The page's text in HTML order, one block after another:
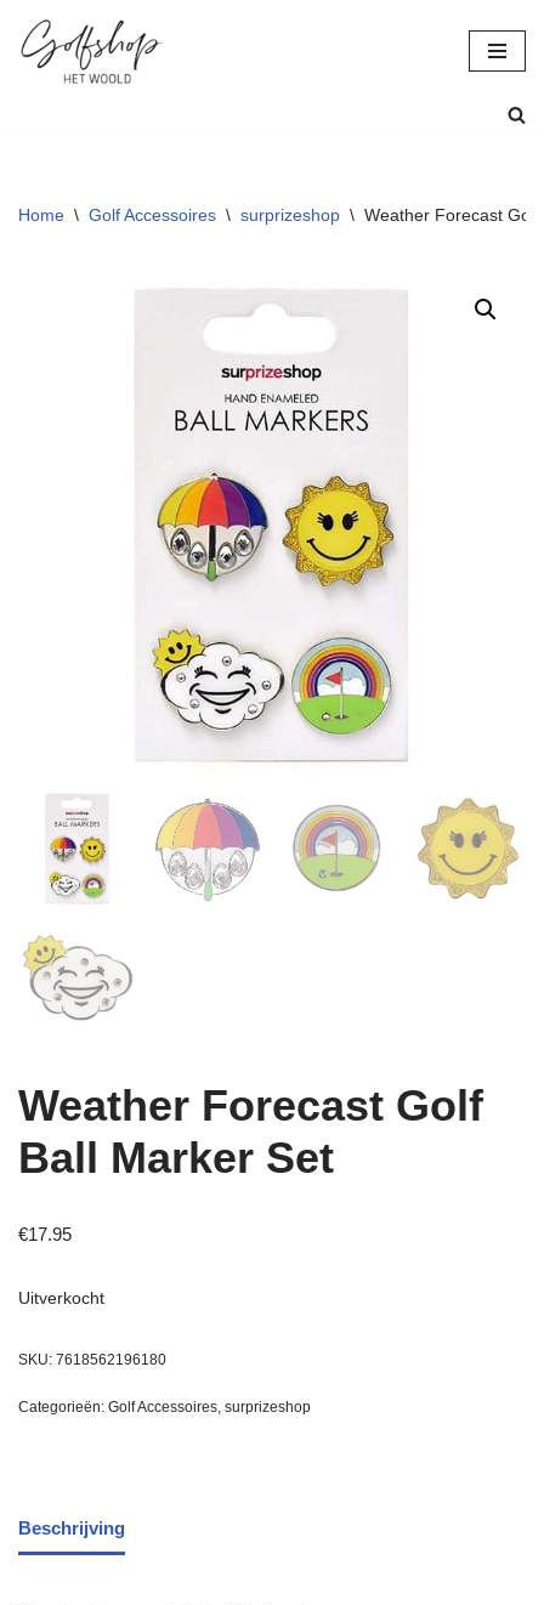
Ga
Home \ Golf Accessoires \ surprizeshop \ Weather Forecast
Weather Forecast Golf
Ball Marker Set
€17.95
Uitverkocht
SKU: 7618562196180
Categorieën: Golf Accessoires, surprizeshop
Beschrijving